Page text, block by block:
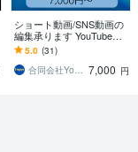
ショート動画/SNS動画の
編集承ります YouTube・I
nstagram・TIkTok対応
5.0 (31)
合同会社Yoppy 7,000 円